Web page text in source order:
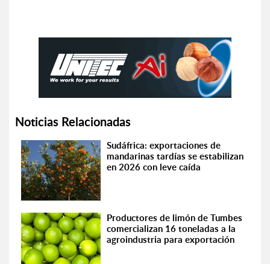
Noticias Relacionadas
Sudáfrica: exportaciones de
mandarinas tardías se estabilizan
en 2026 con leve caída
Productores de limón de Tumbes
comercializan 16 toneladas a la
agroindustria para exportación